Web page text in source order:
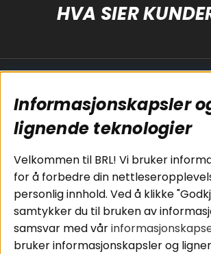
HVA SIER
Koblingsguide for
subwoofers
Tilkobling av
bilforsterker
Koblingsguide for
midbasser
Butikker
Våre ambassadører
- Team BRL
Cookies
Service
Retur
Informasjonskapsler
lignende teknologier
Velkommen til BRL! Vi bruker
for å forbedre din
personlig innhold. Ved å klikke
samtykker du til bruken av
samsvar med vår
bruker informasjonskapsler og